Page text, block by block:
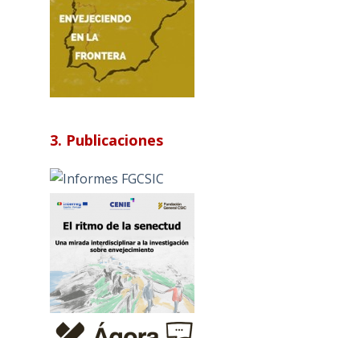
3. Publicaciones